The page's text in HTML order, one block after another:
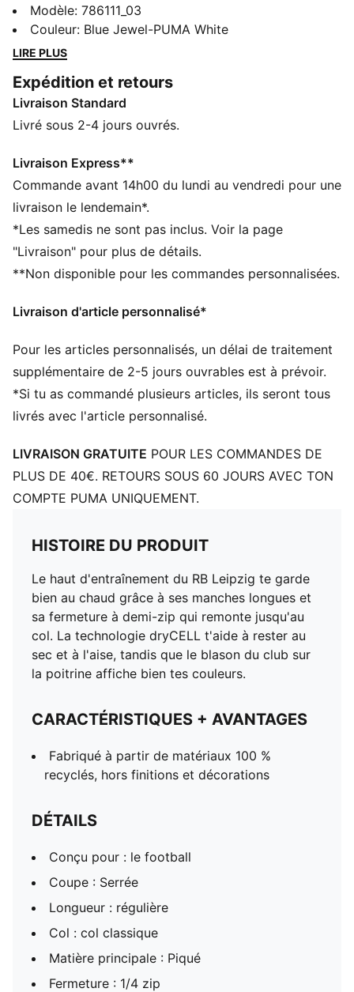
chaud grâce à ses manches longues et sa fermeture à
demi-zip qui remonte jusqu'au col. La technologie
dryCELL t'aide à rester au sec et à l'aise, tandis que le
CARACTÉRISTIQUES + AVANTAGES
Fabriqué à partir de matériaux 100 % recyclés, hors
finitions et décorations
Conçu pour : le football
Coupe : Serrée
Longueur : régulière
Matière principale : Piqué
Fermeture : 1/4 zip
Manches longues
Tissu dryCELL technique qui évacue l'humidité pour
Modèle: 786111_03
Couleur: Blue Jewel-PUMA White
LIRE PLUS
Expédition et retours
Livraison Standard
Livré sous 2-4 jours ouvrés.
Livraison Express**
Commande avant 14h00 du lundi au vendredi pour une
livraison le lendemain*.
*Les samedis ne sont pas inclus. Voir la page
"Livraison" pour plus de détails.
**Non disponible pour les commandes personnalisées.
Livraison d'article personnalisé*
Pour les articles personnalisés, un délai de traitement
supplémentaire de 2-5 jours ouvrables est à prévoir.
*Si tu as commandé plusieurs articles, ils seront tous
livrés avec l'article personnalisé.
LIVRAISON GRATUITE POUR LES COMMANDES DE
PLUS DE 40€. RETOURS SOUS 60 JOURS AVEC TON
COMPTE PUMA UNIQUEMENT.
HISTOIRE DU PRODUIT
Le haut d'entraînement du RB Leipzig te garde
bien au chaud grâce à ses manches longues et
sa fermeture à demi-zip qui remonte jusqu'au
col. La technologie dryCELL t'aide à rester au
sec et à l'aise, tandis que le blason du club sur
la poitrine affiche bien tes couleurs.
CARACTÉRISTIQUES + AVANTAGES
Fabriqué à partir de matériaux 100 %
recyclés, hors finitions et décorations
DÉTAILS
Conçu pour : le football
Coupe : Serrée
Longueur : régulière
Col : col classique
Matière principale : Piqué
Fermeture : 1/4 zip